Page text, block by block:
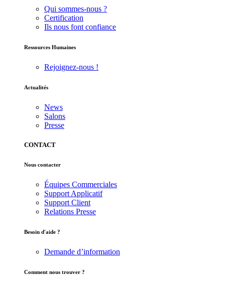
Qui sommes-nous ?
Certification
Ils nous font confiance
Ressources Humaines
Rejoignez-nous !
Actualités
News
Salons
Presse
CONTACT
Nous contacter
Équipes Commerciales
Support Applicatif
Support Client
Relations Presse
Besoin d'aide ?
Demande d’information
Comment nous trouver ?